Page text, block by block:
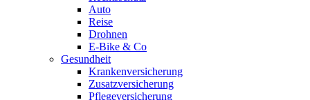
Auto
Reise
Drohnen
E-Bike & Co
Gesundheit
Krankenversicherung
Zusatzversicherung
Pflegeversicherung